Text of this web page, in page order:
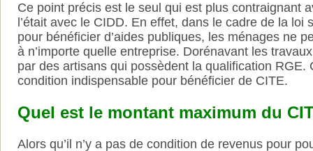
Ce point précis est le seul qui est plus contraignant
l’était avec le CIDD. En effet, dans le cadre de la loi
pour bénéficier d’aides publiques, les ménages ne
à n’importe quelle entreprise. Dorénavant les
par des artisans qui possèdent la qualification RGE.
condition indispensable pour bénéficier de CITE.
Quel est le montant maximum du
Alors qu’il n’y a pas de condition de revenus pour